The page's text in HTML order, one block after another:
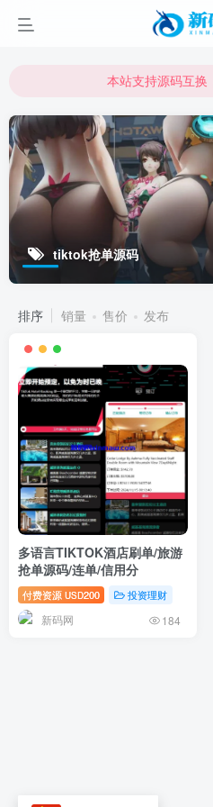
本站支持源码互换
本站支持源码互换
tiktok抢单源码
排序 销量 售价 发布
多语言TIKTOK酒店刷单/旅游
抢单源码/连单/信用分
付费资源 USD200 投资理财
新码网 184